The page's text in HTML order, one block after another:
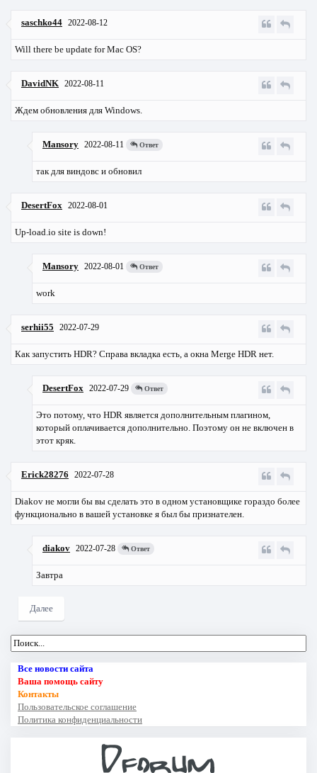
saschko44 2022-08-12
Will there be update for Mac OS?
DavidNK 2022-08-11
Ждем обновления для Windows.
Mansory 2022-08-11 Ответ
так для виндовс и обновил
DesertFox 2022-08-01
Up-load.io site is down!
Mansory 2022-08-01 Ответ
work
serhii55 2022-07-29
Как запустить HDR? Справа вкладка есть, а окна Mergе HDR нет.
DesertFox 2022-07-29 Ответ
Это потому, что HDR является дополнительным плагином,
который оплачивается дополнительно. Поэтому он не включен в
этот кряк.
Erick28276 2022-07-28
Diakov не могли бы вы сделать это в одном установщике гораздо более
функционально в вашей установке я был бы признателен.
diakov 2022-07-28 Ответ
Завтра
Далее
Все новости сайта
Ваша помощь сайту
Контакты
Пользовательское соглашение
Политика конфиденциальности